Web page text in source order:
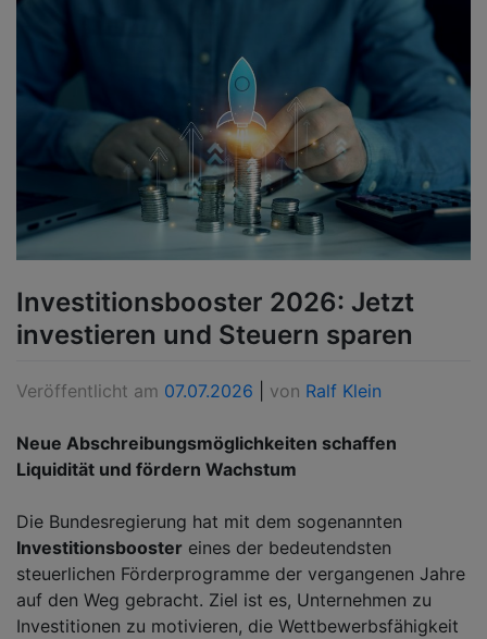
Investitionsbooster 2026: Jetzt
investieren und Steuern sparen
Veröffentlicht am 07.07.2026 von Ralf Klein
Neue Abschreibungsmöglichkeiten schaffen
Liquidität und fördern Wachstum
Die Bundesregierung hat mit dem sogenannten
Investitionsbooster eines der bedeutendsten
steuerlichen Förderprogramme der vergangenen Jahre
auf den Weg gebracht. Ziel ist es, Unternehmen zu
Investitionen zu motivieren, die Wettbewerbsfähigkeit